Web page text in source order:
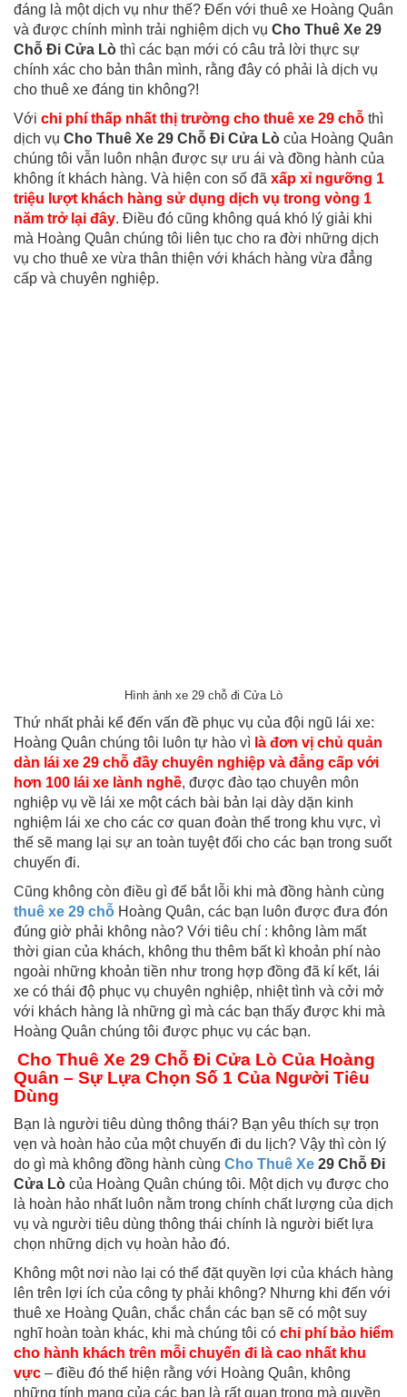
đáng là một dịch vụ như thế? Đến với thuê xe Hoàng Quân
và được chính mình trải nghiệm dịch vụ Cho Thuê Xe 29
Chỗ Đi Cửa Lò thì các bạn mới có câu trả lời thực sự
chính xác cho bản thân mình, rằng đây có phải là dịch vụ
cho thuê xe đáng tin không?!
Với chi phí thấp nhất thị trường cho thuê xe 29 chỗ thì
dịch vụ Cho Thuê Xe 29 Chỗ Đi Cửa Lò của Hoàng Quân
chúng tôi vẫn luôn nhận được sự ưu ái và đồng hành của
không ít khách hàng. Và hiện con số đã xấp xỉ ngưỡng 1
triệu lượt khách hàng sử dụng dịch vụ trong vòng 1
năm trở lại đây. Điều đó cũng không quá khó lý giải khi
mà Hoàng Quân chúng tôi liên tục cho ra đời những dịch
vụ cho thuê xe vừa thân thiện với khách hàng vừa đẳng
cấp và chuyên nghiệp.
Hình ảnh xe 29 chỗ đi Cửa Lò
Thứ nhất phải kể đến vấn đề phục vụ của đội ngũ lái xe:
Hoàng Quân chúng tôi luôn tự hào vì là đơn vị chủ quản
dàn lái xe 29 chỗ đầy chuyên nghiệp và đẳng cấp với
hơn 100 lái xe lành nghề, được đào tạo chuyên môn
nghiệp vụ về lái xe một cách bài bản lại dày dặn kinh
nghiệm lái xe cho các cơ quan đoàn thể trong khu vực, vì
thế sẽ mang lại sự an toàn tuyệt đối cho các bạn trong suốt
chuyến đi.
Cũng không còn điều gì để bắt lỗi khi mà đồng hành cùng
thuê xe 29 chỗ Hoàng Quân, các bạn luôn được đưa đón
đúng giờ phải không nào? Với tiêu chí : không làm mất
thời gian của khách, không thu thêm bất kì khoản phí nào
ngoài những khoản tiền như trong hợp đồng đã kí kết, lái
xe có thái độ phục vụ chuyên nghiệp, nhiệt tình và cởi mở
với khách hàng là những gì mà các bạn thấy được khi mà
Hoàng Quân chúng tôi được phục vụ các bạn.
Cho Thuê Xe 29 Chỗ Đi Cửa Lò Của Hoàng
Quân – Sự Lựa Chọn Số 1 Của Người Tiêu
Dùng
Bạn là người tiêu dùng thông thái? Bạn yêu thích sự trọn
vẹn và hoàn hảo của một chuyến đi du lịch? Vậy thì còn lý
do gì mà không đồng hành cùng Cho Thuê Xe 29 Chỗ Đi
Cửa Lò của Hoàng Quân chúng tôi. Một dịch vụ được cho
là hoàn hảo nhất luôn nằm trong chính chất lượng của dịch
vụ và người tiêu dùng thông thái chính là người biết lựa
chọn những dịch vụ hoàn hảo đó.
Không một nơi nào lại có thể đặt quyền lợi của khách hàng
lên trên lợi ích của công ty phải không? Nhưng khi đến với
thuê xe Hoàng Quân, chắc chắn các bạn sẽ có một suy
nghĩ hoàn toàn khác, khi mà chúng tôi có chi phí bảo hiểm
cho hành khách trên mỗi chuyến đi là cao nhất khu
vực – điều đó thể hiện rằng với Hoàng Quân, không
những tính mạng của các bạn là rất quan trọng mà quyền